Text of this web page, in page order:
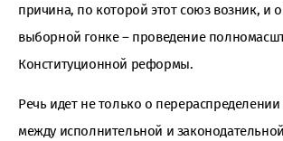
причина, по которой этот союз возник, и
выборной гонке – проведение
Конституционной реформы.
Речь идет не только о
между исполнительной и